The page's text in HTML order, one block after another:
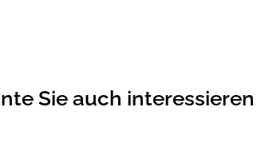
Sie auch interessieren